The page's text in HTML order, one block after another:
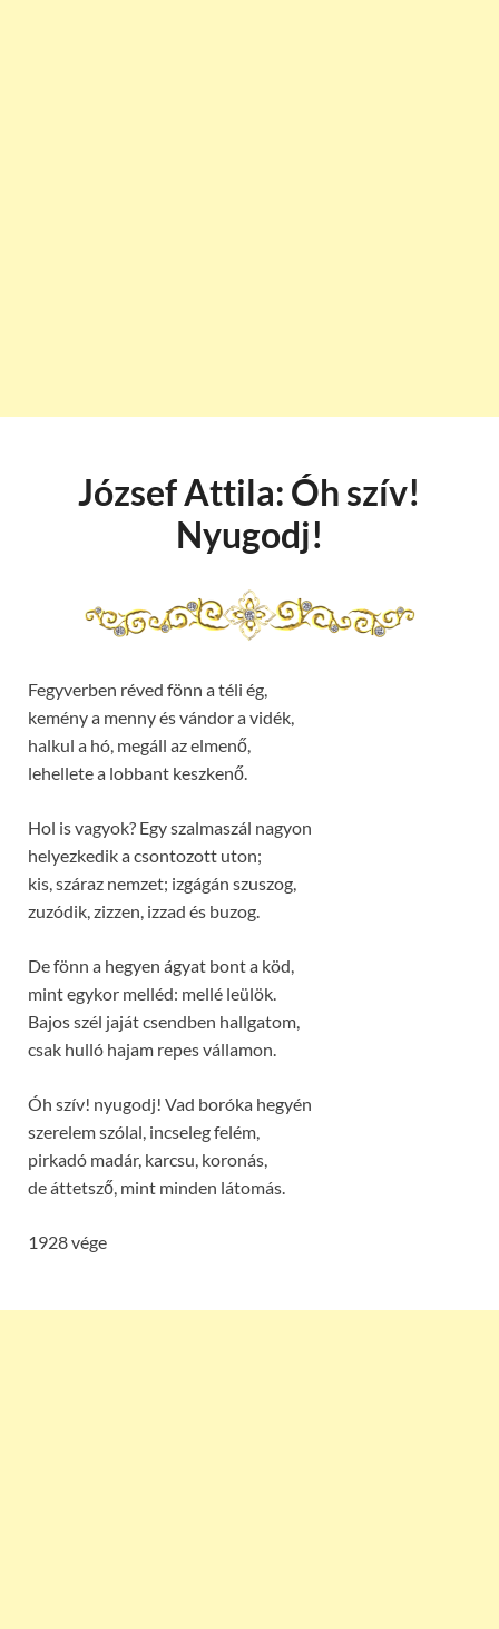
József Attila: Óh szív!
Nyugodj!
Fegyverben réved fönn a téli ég,
kemény a menny és vándor a vidék,
halkul a hó, megáll az elmenő,
lehellete a lobbant keszkenő.
Hol is vagyok? Egy szalmaszál nagyon
helyezkedik a csontozott uton;
kis, száraz nemzet; izgágán szuszog,
zuzódik, zizzen, izzad és buzog.
De fönn a hegyen ágyat bont a köd,
mint egykor melléd: mellé leülök.
Bajos szél jaját csendben hallgatom,
csak hulló hajam repes vállamon.
Óh szív! nyugodj! Vad boróka hegyén
szerelem szólal, incseleg felém,
pirkadó madár, karcsu, koronás,
de áttetsző, mint minden látomás.
1928 vége